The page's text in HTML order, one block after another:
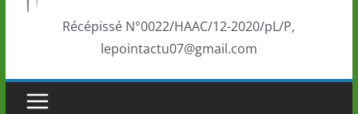
Récépissé N°0022/HAAC/12-2020/pL/P,
lepointactu07@gmail.com